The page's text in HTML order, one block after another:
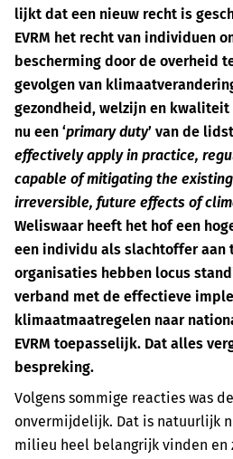
lijkt dat een nieuw recht is
EVRM het recht van individuen
bescherming door de overheid
gevolgen van
gezondheid, welzijn en kwaliteit
nu een ‘primary duty’ van de
effectively apply in practice,
capable of mitigating the
irreversible, future effects of
Weliswaar heeft het hof een
een individu als slachtoffer aan
organisaties hebben locus
verband met de effectieve
klimaatmaat­regelen naar
EVRM toepasselijk. Dat alles
bespreking.
Volgens sommige reacties was
onvermijdelijk. Dat is natuurlijk
milieu heel belangrijk vinden en